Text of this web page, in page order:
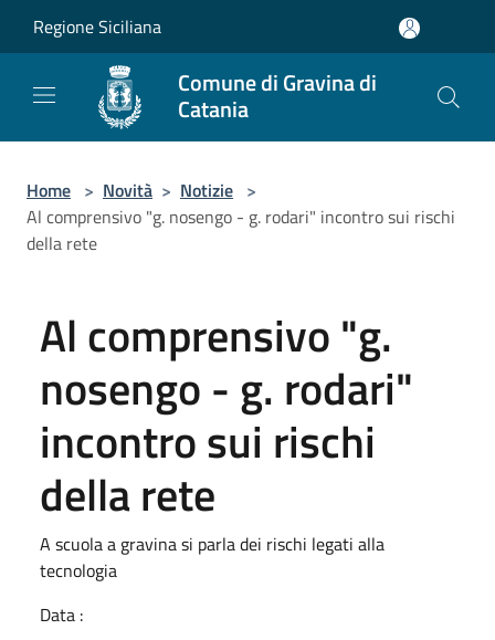
Regione Siciliana
Comune di Gravina di
Catania
Home > Novità > Notizie >
Al comprensivo "g. nosengo - g. rodari" incontro sui rischi
della rete
Al comprensivo "g.
nosengo - g. rodari"
incontro sui rischi
della rete
A scuola a gravina si parla dei rischi legati alla
tecnologia
Data :